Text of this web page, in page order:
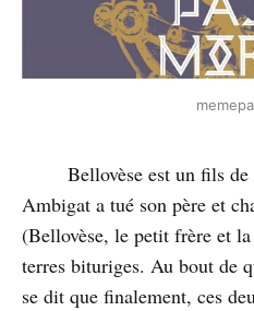
Bellovèse est un fils
Ambigat a tué son père et
(Bellovèse, le petit frère et
terres bituriges. Au bout de
se dit que finalement, ces